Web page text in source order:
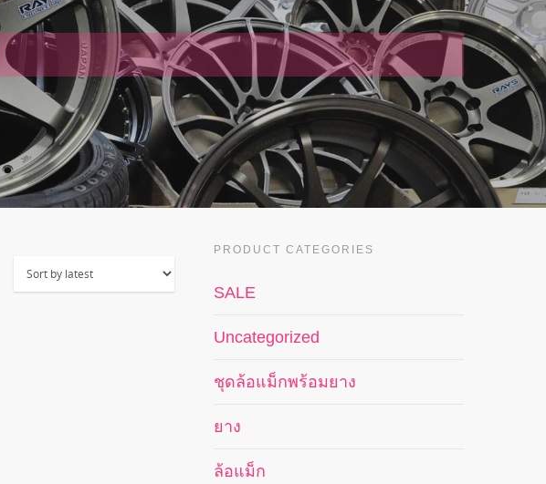
PRODUCT CATEGORIES
SALE
Uncategorized
ชุดล้อแม็กพร้อมยาง
ยาง
ล้อแม็ก